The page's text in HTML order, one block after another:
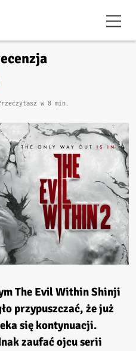
w 8 min.
The Evil Within Shinji
przypuszczać, że już
się kontynuacji.
zaufać ojcu serii